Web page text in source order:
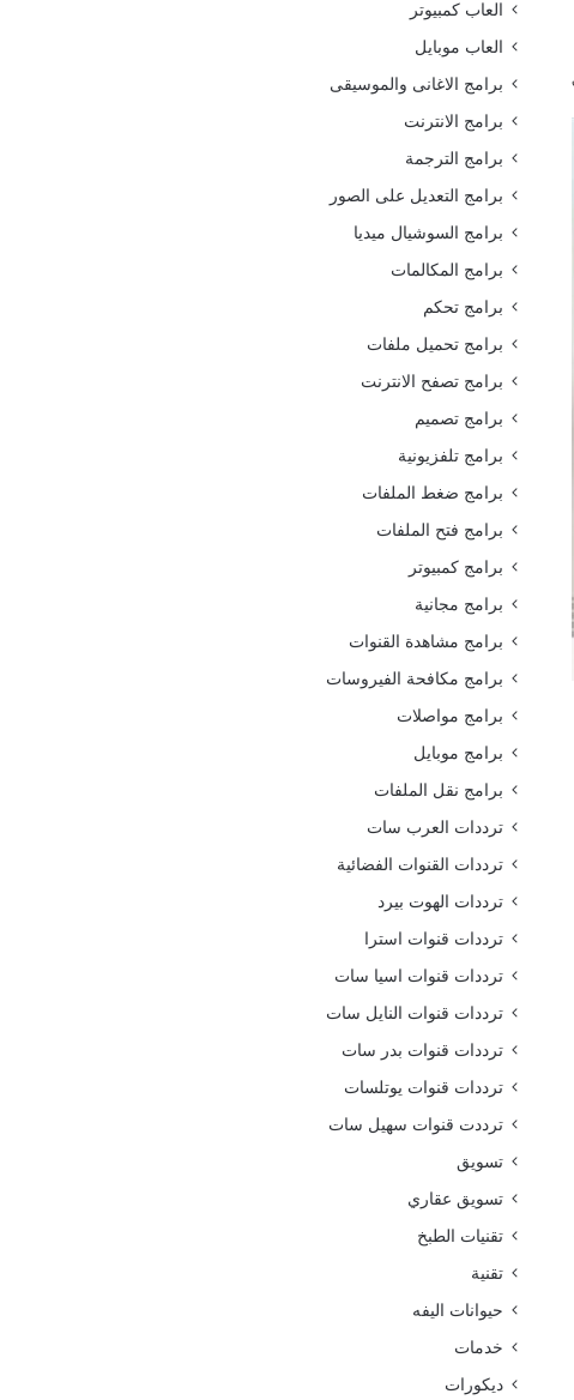
العاب كمبيوتر
العاب موبايل
برامج الاغانى والموسيقى
برامج الانترنت
برامج الترجمة
برامج التعديل على الصور
برامج السوشيال ميديا
برامج المكالمات
برامج تحكم
برامج تحميل ملفات
برامج تصفح الانترنت
برامج تصميم
برامج تلفزيونية
برامج ضغط الملفات
برامج فتح الملفات
برامج كمبيوتر
برامج مجانية
برامج مشاهدة القنوات
برامج مكافحة الفيروسات
برامج مواصلات
برامج موبايل
برامج نقل الملفات
ترددات العرب سات
ترددات القنوات الفضائية
ترددات الهوت بيرد
ترددات قنوات استرا
ترددات قنوات اسيا سات
ترددات قنوات النايل سات
ترددات قنوات بدر سات
ترددات قنوات يوتلسات
ترددت قنوات سهيل سات
تسويق
تسويق عقاري
تقنيات الطبخ
تقنية
حيوانات اليفه
خدمات
ديكورات